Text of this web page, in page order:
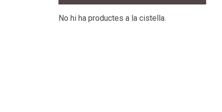
No hi ha productes a la cistella.